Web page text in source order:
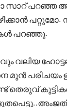
സാറ്
പറ്റുമോ.
പറഞ്ഞു.
വലിയ
മുൻ പരിചയം
തെരുവ്